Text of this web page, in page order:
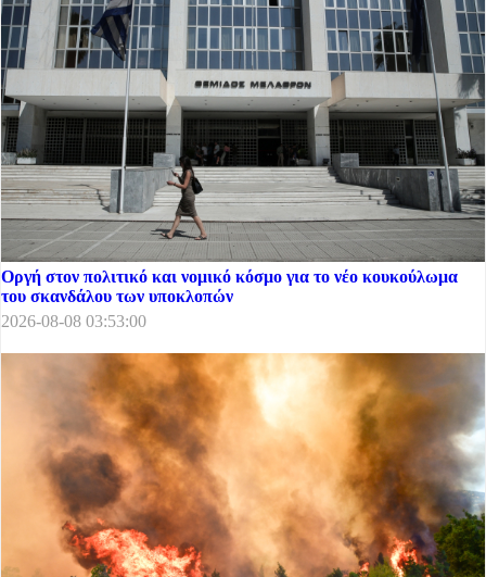
Οργή στον πολιτικό και νομικό κόσμο για το νέο κουκούλωμα
του σκανδάλου των υποκλοπών
2026-08-08 03:53:00